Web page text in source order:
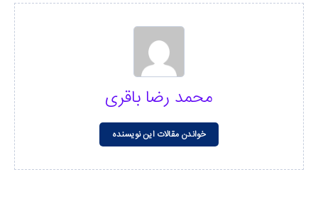
محمد رضا باقری
خواندن مقالات این نویسنده